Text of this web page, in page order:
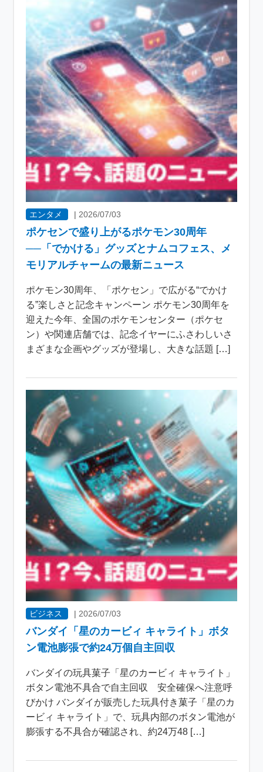
エンタメ |2026/07/03
ポケセンで盛り上がるポケモン30周年
──「でかける」グッズとナムコフェス、メ
モリアルチャームの最新ニュース
ポケモン30周年、「ポケセン」で広がる“でかけ
る”楽しさと記念キャンペーン ポケモン30周年を
迎えた今年、全国のポケモンセンター（ポケセ
ン）や関連店舗では、記念イヤーにふさわしいさ
まざまな企画やグッズが登場し、大きな話題 […]
ビジネス |2026/07/03
バンダイ「星のカービィ キャライト」ボタ
ン電池膨張で約24万個自主回収
バンダイの玩具菓子「星のカービィ キャライト」
ボタン電池不具合で自主回収 安全確保へ注意呼
びかけ バンダイが販売した玩具付き菓子「星のカ
ービィ キャライト」で、玩具内部のボタン電池が
膨張する不具合が確認され、約24万48 […]